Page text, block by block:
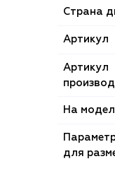
Страна
Артикул
Артикул
На
для